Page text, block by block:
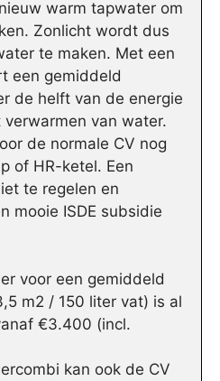
warm tapwater om
Zonlicht wordt dus
te maken. Met een
een gemiddeld
de helft van de energie
van water.
de normale CV nog
of HR-ketel. Een
te regelen en
mooie ISDE subsidie
voor een gemiddeld
m2 / 150 liter vat) is al
€3.400 (incl.
kan ook de CV